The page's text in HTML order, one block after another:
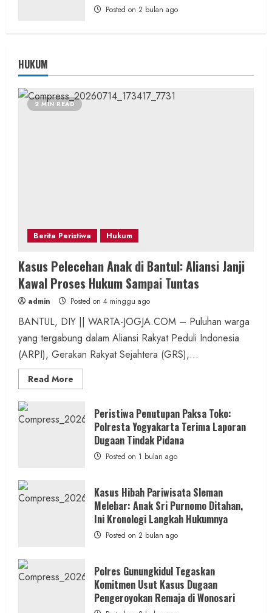
Posted on 2 bulan ago
HUKUM
2 MIN READ
Berita Peristiwa Hukum
Kasus Pelecehan Anak di Bantul: Aliansi Janji
Kawal Proses Hukum Sampai Tuntas
admin Posted on 4 minggu ago
BANTUL, DIY || WARTA-JOGJA.COM – Puluhan warga
yang tergabung dalam Aliansi Rakyat Peduli Indonesia
(ARPI), Gerakan Rakyat Sejahtera (GRS),...
Read More
more
Pelecehan
Anak
Bantul:
Aliansi
Kawal
Sampai
Tuntas
Peristiwa Penutupan Paksa Toko:
Polresta Yogyakarta Terima Laporan
Dugaan Tindak Pidana
Posted on 1 bulan ago
Kasus Hibah Pariwisata Sleman
Melebar: Anak Sri Purnomo Ditahan,
Ini Kronologi Langkah Hukumnya
Posted on 2 bulan ago
Polres Gunungkidul Tegaskan
Komitmen Usut Kasus Dugaan
Pengeroyokan Remaja di Wonosari